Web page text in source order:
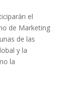
el
de Marketing
de las
y la
la